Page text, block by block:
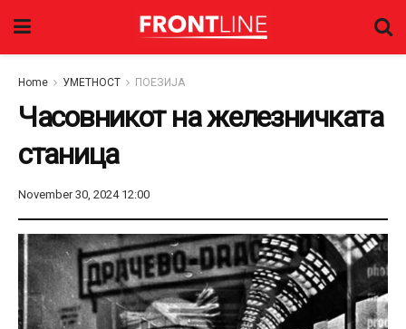
Home УМЕТНОСТ ПОЕЗИЈА
Часовникот на железничката
станица
November 30, 2024 12:00